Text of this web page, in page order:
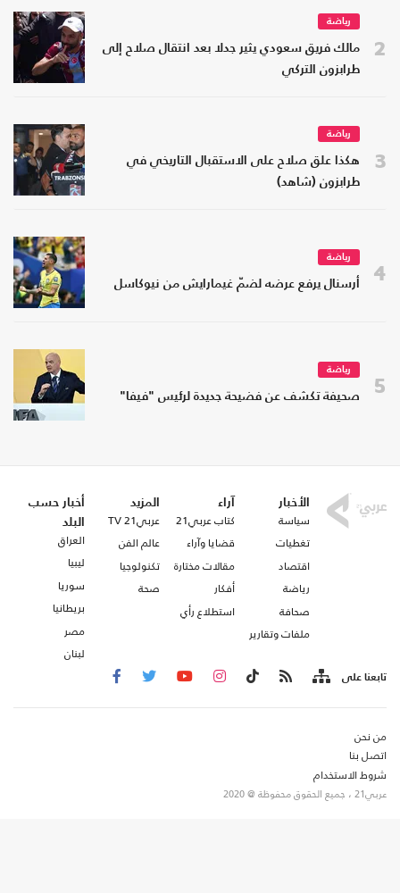
2
رياضة
مالك فريق سعودي يثير جدلا بعد انتقال صلاح إلى
طرابزون التركي
3
رياضة
هكذا علق صلاح على الاستقبال التاريخي في
طرابزون (شاهد)
4
رياضة
أرسنال يرفع عرضه لضمّ غيمارايش من نيوكاسل
5
رياضة
صحيفة تكشف عن فضيحة جديدة لرئيس "فيفا"
الأخبار
سياسة
تغطيات
اقتصاد
رياضة
صحافة
ملفات وتقارير
آراء
كتاب عربي21
قضايا وآراء
مقالات مختارة
أفكار
استطلاع رأي
المزيد
عربي21 TV
عالم الفن
تكنولوجيا
صحة
أخبار حسب
البلد
العراق
ليبيا
سوريا
بريطانيا
مصر
لبنان
تابعنا على
من نحن
اتصل بنا
شروط الاستخدام
عربي21 ، جميع الحقوق محفوظة @ 2020